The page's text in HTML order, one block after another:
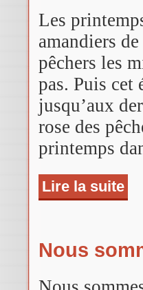
Les
amandiers
pêchers les
pas. Puis
jusqu’aux
rose des
printemps
Lire la suite
Nous